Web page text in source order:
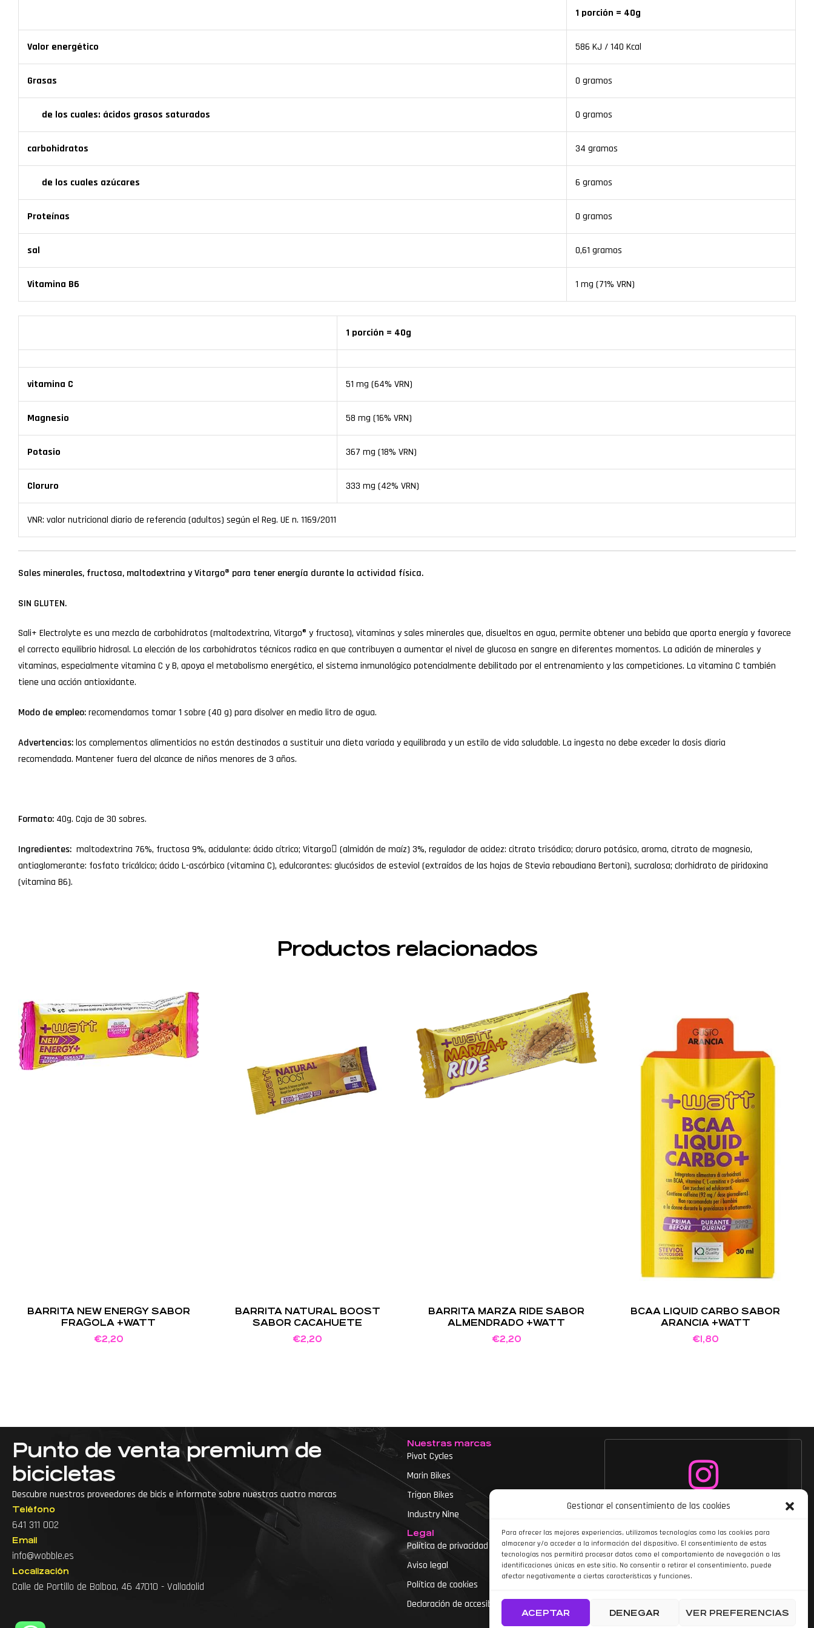
Gestionar el consentimiento de las cookies
Para ofrecer las mejores experiencias, utilizamos tecnologías como las cookies para
almacenar y/o acceder a la información del dispositivo. El consentimiento de estas
tecnologías nos permitirá procesar datos como el comportamiento de navegación o las
identificaciones únicas en este sitio. No consentir o retirar el consentimiento, puede
afectar negativamente a ciertas características y funciones.
ACEPTAR DENEGAR VER PREFERENCIAS
1 porción = 40g
Valor energético 586 KJ / 140 Kcal
Grasas 0 gramos
de los cuales: ácidos grasos saturados 0 gramos
carbohidratos 34 gramos
de los cuales azúcares 6 gramos
Proteínas 0 gramos
sal 0,61 gramos
Vitamina B6 1 mg (71% VRN)
1 porción = 40g
vitamina C 51 mg (64% VRN)
Magnesio 58 mg (16% VRN)
Potasio 367 mg (18% VRN)
Cloruro 333 mg (42% VRN)
VNR: valor nutricional diario de referencia (adultos) según el Reg. UE n. 1169/2011
Sales minerales, fructosa, maltodextrina y Vitargo® para tener energía durante la actividad física.
SIN GLUTEN.
Sali+ Electrolyte es una mezcla de carbohidratos (maltodextrina, Vitargo® y fructosa), vitaminas y sales minerales que, disueltos en agua, permite obtener una bebida que aporta energía y favorece
el correcto equilibrio hidrosal. La elección de los carbohidratos técnicos radica en que contribuyen a aumentar el nivel de glucosa en sangre en diferentes momentos. La adición de minerales y
vitaminas, especialmente vitamina C y B, apoya el metabolismo energético, el sistema inmunológico potencialmente debilitado por el entrenamiento y las competiciones. La vitamina C también
tiene una acción antioxidante.
Modo de empleo:recomendamos tomar 1 sobre (40 g) para disolver en medio litro de agua.
Advertencias:los complementos alimenticios no están destinados a sustituir una dieta variada y equilibrada y un estilo de vida saludable. La ingesta no debe exceder la dosis diaria
recomendada. Mantener fuera del alcance de niños menores de 3 años.
Formato: 40g. Caja de 30 sobres.
Ingredientes: maltodextrina 76%, fructosa 9%, acidulante: ácido cítrico; Vitargo (almidón de maíz) 3%, regulador de acidez: citrato trisódico; cloruro potásico, aroma, citrato de magnesio,
antiaglomerante: fosfato tricálcico; ácido L-ascórbico (vitamina C), edulcorantes: glucósidos de esteviol (extraídos de las hojas de Stevia rebaudiana Bertoni), sucralosa; clorhidrato de piridoxina
(vitamina B6).
Productos relacionados
BARRITA NEW ENERGY SABOR
FRAGOLA +WATT
€2,20
BARRITA NATURAL BOOST
SABOR CACAHUETE
€2,20
BARRITA MARZA RIDE SABOR
ALMENDRADO +WATT
€2,20
BCAA LIQUID CARBO SABOR
ARANCIA +WATT
€1,80
Punto de venta premium de
bicicletas
Descubre nuestros proveedores de bicis e informate sobre nuestras cuatro marcas
Teléfono
641 311 002
Email
info@wobble.es
Localización
Calle de Portillo de Balboa, 46 47010 - Valladolid
··· Accesorios para bici de montaña
Accesorios para bicicleta
Accesorios para ciclismo
Nuestras marcas
Pivot Cycles
Marin Bikes
Trigon Bikes
Industry Nine
Legal
Política de privacidad
Aviso legal
Política de cookies
Declaración de accesibilidad
Siguenos en